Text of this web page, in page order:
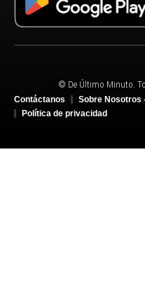
© De Último Minuto.
Contáctanos
Sobre Nosotros
Política de privacidad